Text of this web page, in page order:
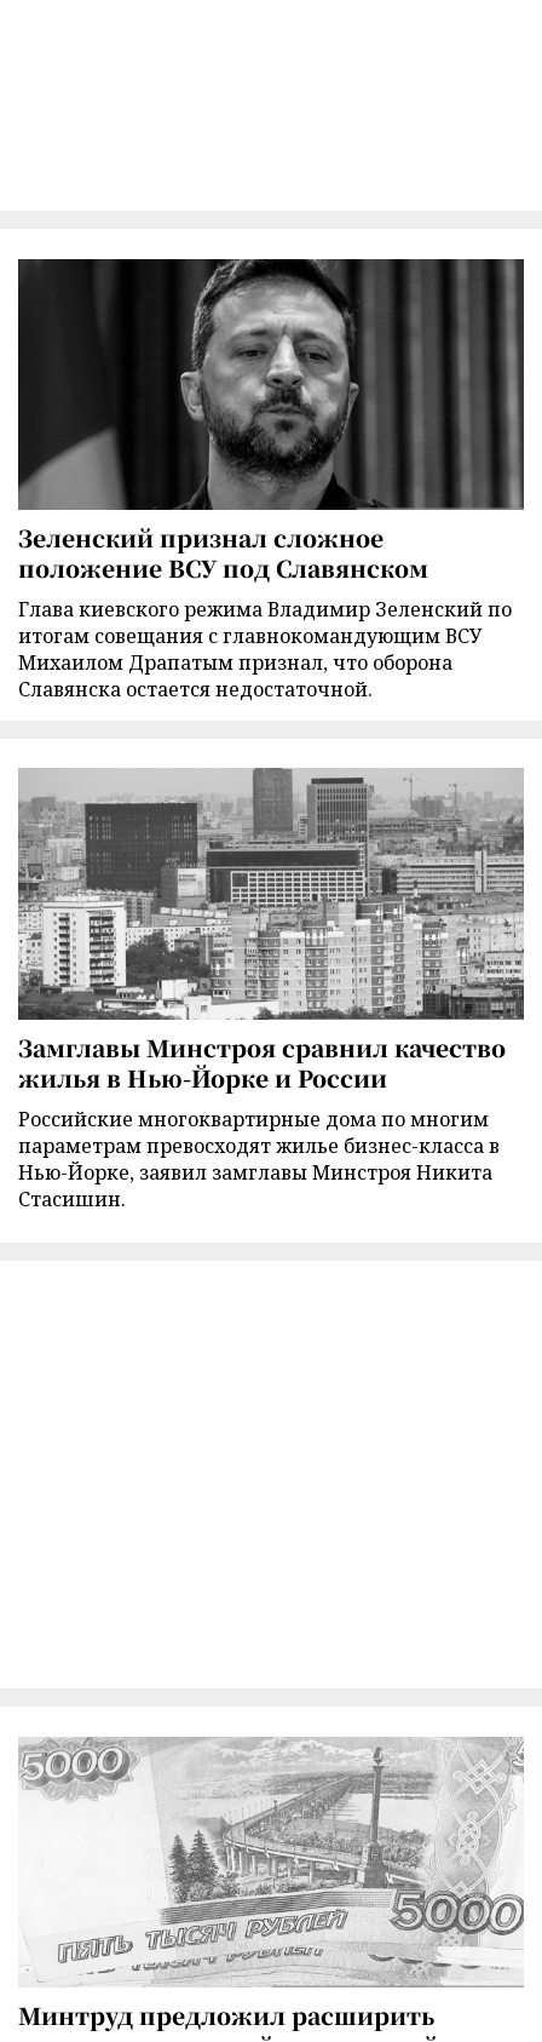
Зеленский признал сложное
положение ВСУ под Славянском
Глава киевского режима Владимир Зеленский по
итогам совещания с главнокомандующим ВСУ
Михаилом Драпатым признал, что оборона
Славянска остается недостаточной.
Замглавы Минстроя сравнил качество
жилья в Нью-Йорке и России
Российские многоквартирные дома по многим
параметрам превосходят жилье бизнес-класса в
Нью-Йорке, заявил замглавы Минстроя Никита
Стасишин.
Минтруд предложил расширить